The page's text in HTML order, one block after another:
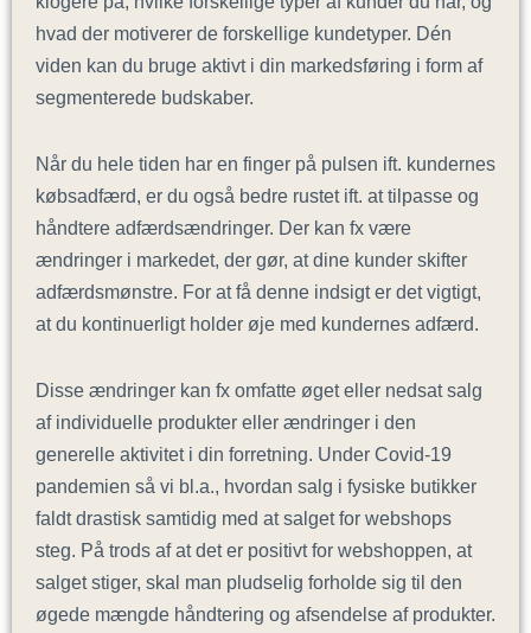
hvad der motiverer de forskellige kundetyper. Dén
viden kan du bruge aktivt i din markedsføring i form af
segmenterede budskaber.
Når du hele tiden har en finger på pulsen ift. kundernes
købsadfærd, er du også bedre rustet ift. at tilpasse og
håndtere adfærdsændringer. Der kan fx være
ændringer i markedet, der gør, at dine kunder skifter
adfærdsmønstre. For at få denne indsigt er det vigtigt,
at du kontinuerligt holder øje med kundernes adfærd.
Disse ændringer kan fx omfatte øget eller nedsat salg
af individuelle produkter eller ændringer i den
generelle aktivitet i din forretning. Under Covid-19
pandemien så vi bl.a., hvordan salg i fysiske butikker
faldt drastisk samtidig med at salget for webshops
steg. På trods af at det er positivt for webshoppen, at
salget stiger, skal man pludselig forholde sig til den
øgede mængde håndtering og afsendelse af produkter.